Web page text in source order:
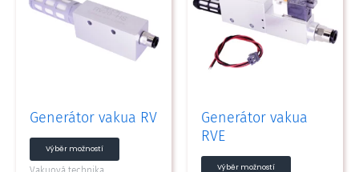
Generátor vakua RV
Výběr možností
více
Možnosti
lze
stránce
produktu
Generátor vakua
RVE
Výběr možností
více
variant.
Možnosti
stránce